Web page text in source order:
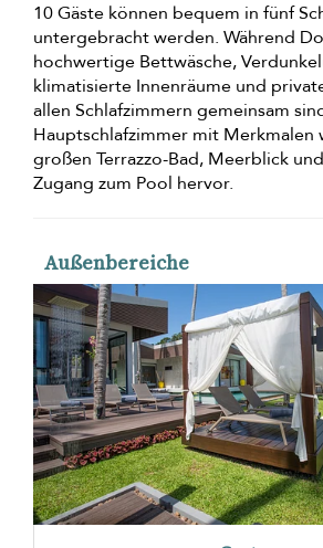
10 Gäste können bequem in fünf
untergebracht werden. Während
hochwertige Bettwäsche,
klimatisierte Innenräume und
allen Schlafzimmern gemeinsam
Hauptschlafzimmer mit Merkmalen
großen Terrazzo-Bad, Meerblick
Zugang zum Pool hervor.
Außenbereiche